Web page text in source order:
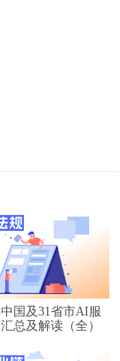
国及31省市AI服
总及解读（全）